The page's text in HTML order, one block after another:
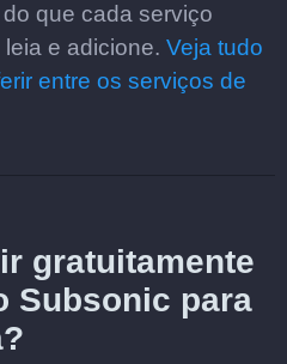
que cada serviço
e adicione. Veja tudo
entre os serviços de
gratuitamente
Subsonic para